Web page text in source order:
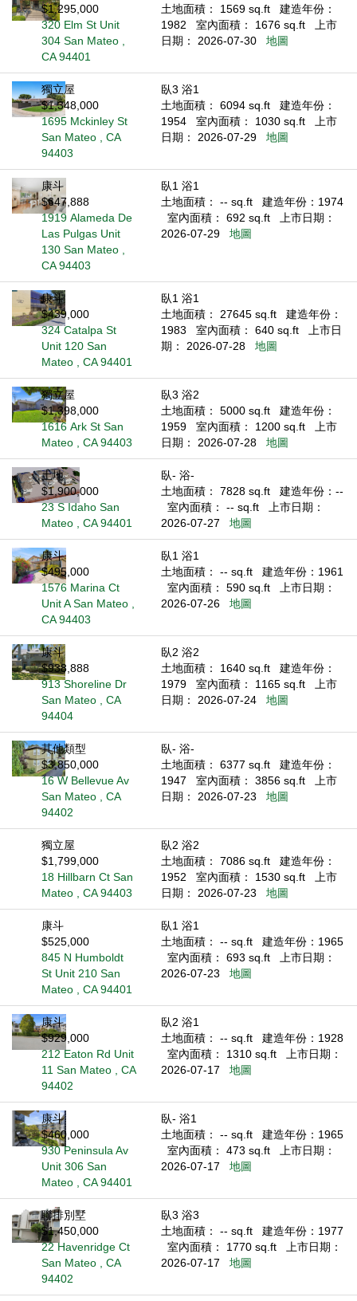
$1,295,000
320 Elm St Unit
304 San Mateo ,
CA 94401
土地面積： 1569 sq.ft
建造年份：
1982
室內面積： 1676 sq.ft
上市
日期： 2026-07-30
地圖
獨立屋
$1,348,000
1695 Mckinley St
San Mateo , CA
94403
臥3 浴1
土地面積： 6094 sq.ft
建造年份：
1954
室內面積： 1030 sq.ft
上市
日期： 2026-07-29
地圖
康斗
$647,888
1919 Alameda De
Las Pulgas Unit
130 San Mateo ,
CA 94403
臥1 浴1
土地面積： -- sq.ft
建造年份：1974
室內面積： 692 sq.ft
上市日期：
2026-07-29
地圖
康斗
$439,000
324 Catalpa St
Unit 120 San
Mateo , CA 94401
臥1 浴1
土地面積： 27645 sq.ft
建造年份：
1983
室內面積： 640 sq.ft
上市日
期： 2026-07-28
地圖
獨立屋
$1,398,000
1616 Ark St San
Mateo , CA 94403
臥3 浴2
土地面積： 5000 sq.ft
建造年份：
1959
室內面積： 1200 sq.ft
上市
日期： 2026-07-28
地圖
土地
$1,900,000
23 S Idaho San
Mateo , CA 94401
臥- 浴-
土地面積： 7828 sq.ft
建造年份：--
室內面積： -- sq.ft
上市日期：
2026-07-27
地圖
康斗
$495,000
1576 Marina Ct
Unit A San Mateo ,
CA 94403
臥1 浴1
土地面積： -- sq.ft
建造年份：1961
室內面積： 590 sq.ft
上市日期：
2026-07-26
地圖
康斗
$938,888
913 Shoreline Dr
San Mateo , CA
94404
臥2 浴2
土地面積： 1640 sq.ft
建造年份：
1979
室內面積： 1165 sq.ft
上市
日期： 2026-07-24
地圖
其他類型
$3,850,000
16 W Bellevue Av
San Mateo , CA
94402
臥- 浴-
土地面積： 6377 sq.ft
建造年份：
1947
室內面積： 3856 sq.ft
上市
日期： 2026-07-23
地圖
獨立屋
$1,799,000
18 Hillbarn Ct San
Mateo , CA 94403
臥2 浴2
土地面積： 7086 sq.ft
建造年份：
1952
室內面積： 1530 sq.ft
上市
日期： 2026-07-23
地圖
康斗
$525,000
845 N Humboldt
St Unit 210 San
Mateo , CA 94401
臥1 浴1
土地面積： -- sq.ft
建造年份：1965
室內面積： 693 sq.ft
上市日期：
2026-07-23
地圖
康斗
$929,000
212 Eaton Rd Unit
11 San Mateo , CA
94402
臥2 浴1
土地面積： -- sq.ft
建造年份：1928
室內面積： 1310 sq.ft
上市日期：
2026-07-17
地圖
康斗
$460,000
930 Peninsula Av
Unit 306 San
Mateo , CA 94401
臥- 浴1
土地面積： -- sq.ft
建造年份：1965
室內面積： 473 sq.ft
上市日期：
2026-07-17
地圖
聯排別墅
$1,450,000
22 Havenridge Ct
San Mateo , CA
94402
臥3 浴3
土地面積： -- sq.ft
建造年份：1977
室內面積： 1770 sq.ft
上市日期：
2026-07-17
地圖